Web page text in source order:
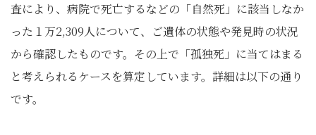
査により、病院で死亡するなどの「自然死」に該当しなか
った１万2,309人について、ご遺体の状態や発見時の状況
から確認したものです。その上で「孤独死」に当てはまる
と考えられるケースを算定しています。詳細は以下の通り
です。